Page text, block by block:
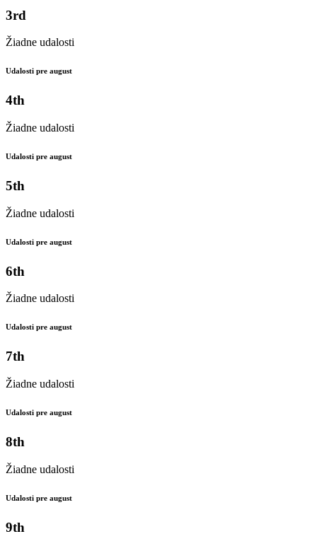
3rd
Žiadne udalosti
Udalosti pre august
4th
Žiadne udalosti
Udalosti pre august
5th
Žiadne udalosti
Udalosti pre august
6th
Žiadne udalosti
Udalosti pre august
7th
Žiadne udalosti
Udalosti pre august
8th
Žiadne udalosti
Udalosti pre august
9th